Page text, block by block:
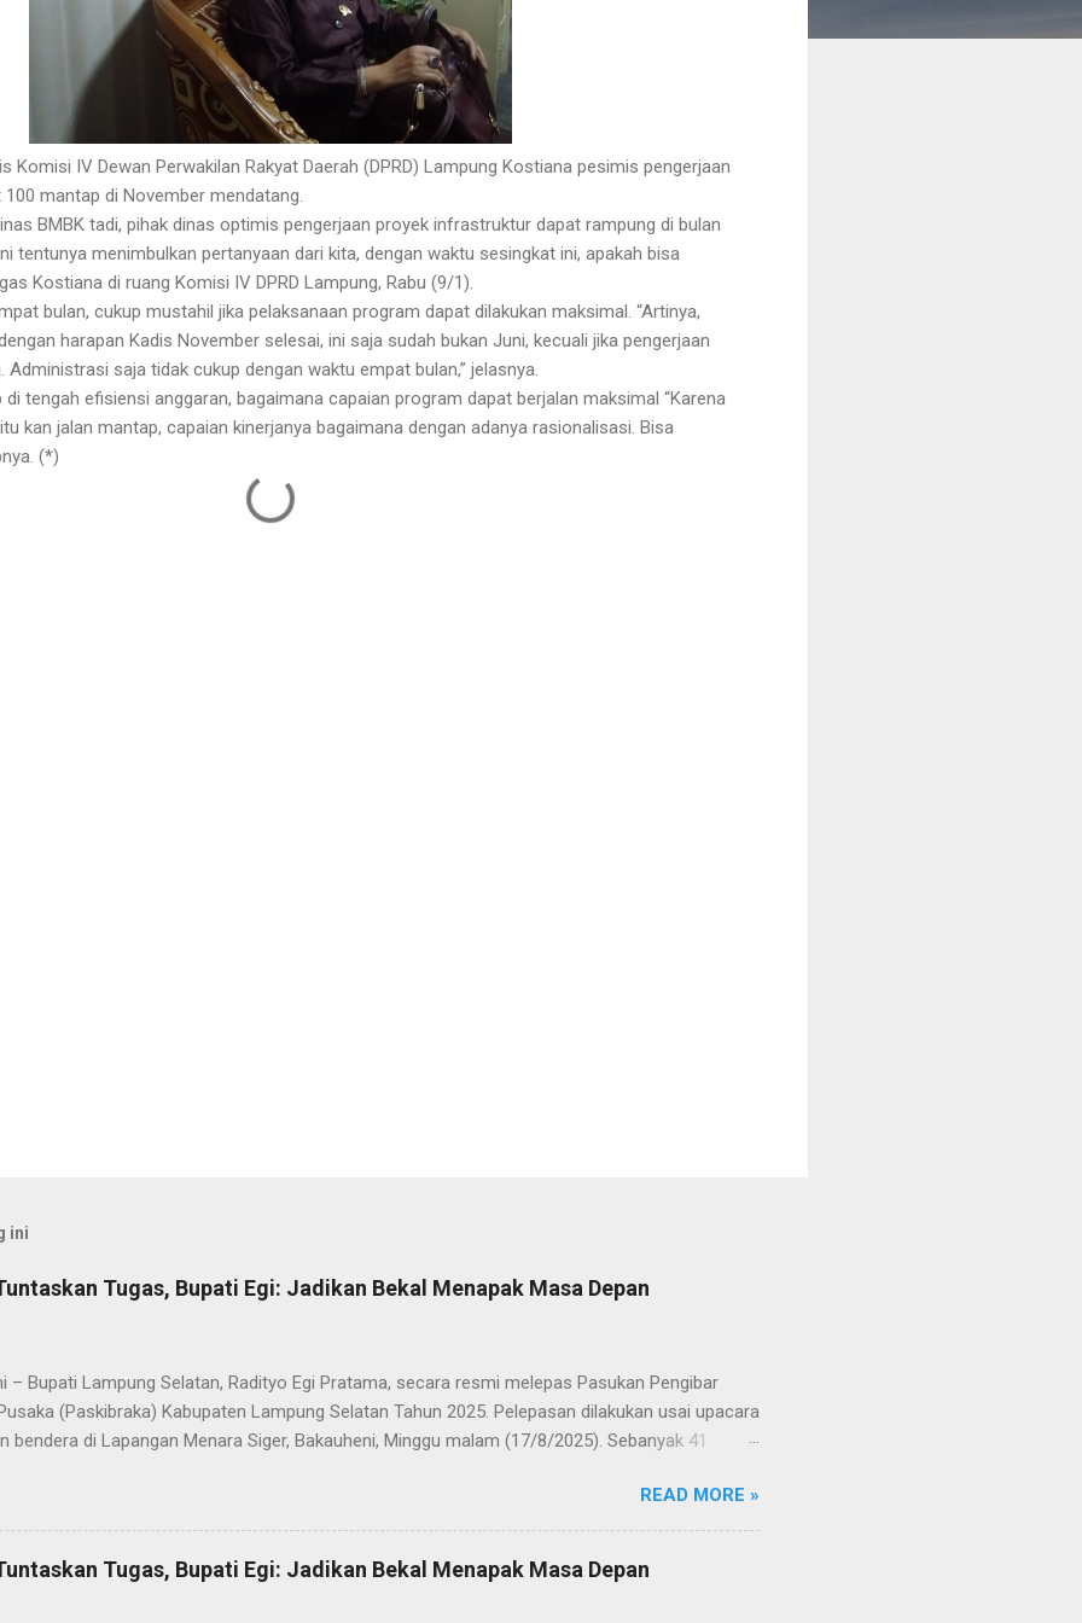
Komisi IV Dewan Perwakilan Rakyat Daerah (DPRD) Lampung Kostiana pesimis pengerjaan
mantap di November mendatang.
BMBK tadi, pihak dinas optimis pengerjaan proyek infrastruktur dapat rampung di bulan
tentunya menimbulkan pertanyaan dari kita, dengan waktu sesingkat ini, apakah bisa
Kostiana di ruang Komisi IV DPRD Lampung, Rabu (9/1).
bulan, cukup mustahil jika pelaksanaan program dapat dilakukan maksimal. “Artinya,
harapan Kadis November selesai, ini saja sudah bukan Juni, kecuali jika pengerjaan
Administrasi saja tidak cukup dengan waktu empat bulan,” jelasnya.
di tengah efisiensi anggaran, bagaimana capaian program dapat berjalan maksimal “Karena
kan jalan mantap, capaian kinerjanya bagaimana dengan adanya rasionalisasi. Bisa
(*)
ini
Tugas, Bupati Egi: Jadikan Bekal Menapak Masa Depan
– Bupati Lampung Selatan, Radityo Egi Pratama, secara resmi melepas Pasukan Pengibar
(Paskibraka) Kabupaten Lampung Selatan Tahun 2025. Pelepasan dilakukan usai upacara
bendera di Lapangan Menara Siger, Bakauheni, Minggu malam (17/8/2025). Sebanyak 41
Republik Indonesia di Kabupaten Lampung Selatan, kini resmi menuntaskan
Mereka dilepas dengan penuh apresiasi atas dedikasi, disiplin, dan semangat kebangsaan yang
sepanjang rangkaian acara. Dalam sambutannya, Bupati Egi menyampaikan rasa bangga dan
kepada seluruh anggota Paskibraka, jajaran Forkopimda, Ketua DPRD, pelatih, serta para
READ MORE »
Tugas, Bupati Egi: Jadikan Bekal Menapak Masa Depan